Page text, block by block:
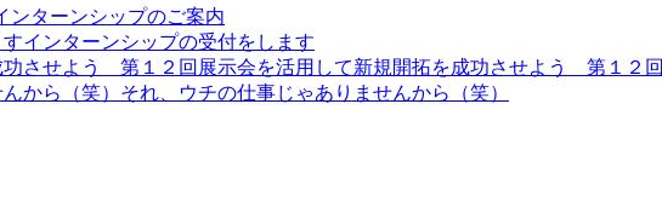
ターンシップのご案内
インターンシップの受付をします
展示会を活用して新規開拓を成功させよう 第１２回
それ、ウチの仕事じゃありませんから（笑）